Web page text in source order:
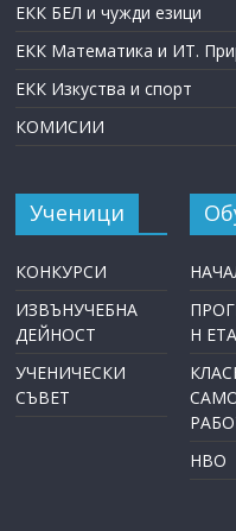
ЕКК БЕЛ и чужди езици
ЕКК Математика и ИТ.
ЕКК Изкуства и спорт
КОМИСИИ
Ученици
КОНКУРСИ
ИЗВЪНУЧЕБНА
ДЕЙНОСТ
УЧЕНИЧЕСКИ
СЪВЕТ
Н
НВО